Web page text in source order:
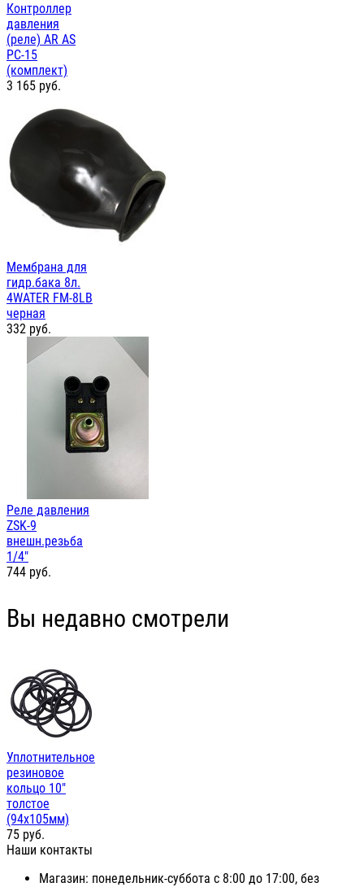
Контроллер
давления
(реле) AR AS
PC-15
(комплект)
3 165 руб.
Мембрана для
гидр.бака 8л.
4WATER FM-8LB
черная
332 руб.
Реле давления
ZSK-9
внешн.резьба
1/4"
744 руб.
Вы недавно смотрели
Уплотнительное
резиновое
кольцо 10"
толстое
(94х105мм)
75 руб.
Наши контакты
Магазин: понедельник-суббота с 8:00 до 17:00, без